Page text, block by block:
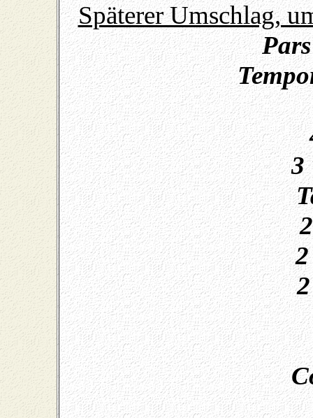
Späterer Umschlag,
3